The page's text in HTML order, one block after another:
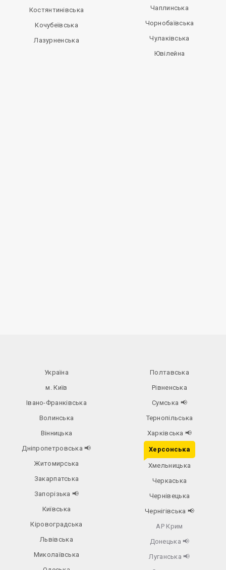
Костянтинівська
Кочубеївська
Лазурненська
Чаплинська
Чорнобаївська
Чулаківська
Ювілейна
Україна
м. Київ
Івано-Франківська
Волинська
Вінницька
Дніпропетровська📢
Житомирська
Закарпатська
Запорізька 📢
Київська
Кіровоградська
Львівська
Миколаївська
Полтавська
Рівненська
Сумська 📢
Тернопільська
Харківська 📢
Херсонська
Хмельницька
Черкаська
Чернівецька
Чернігівська 📢
АР Крим
Донецька 📢
Луганська 📢